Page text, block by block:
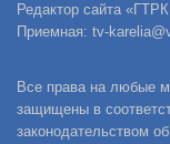
Редактор сайта
Приемная: tv-
Все права на любые
защищены в
законодательством